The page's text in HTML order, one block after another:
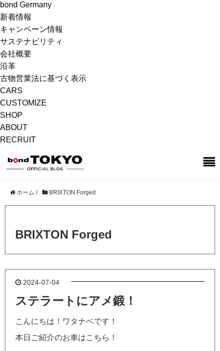
bond Germany
新着情報
キャンペーン情報
サステナビリティ
会社概要
沿革
古物営業法に基づく表示
CARS
CUSTOMIZE
SHOP
ABOUT
RECRUIT
ホーム / BRIXTON Forged
BRIXTON Forged
2024-07-04
ステラートにアメ鍛！
こんにちは！ワタナベです！
本日ご紹介のお車はこちら！